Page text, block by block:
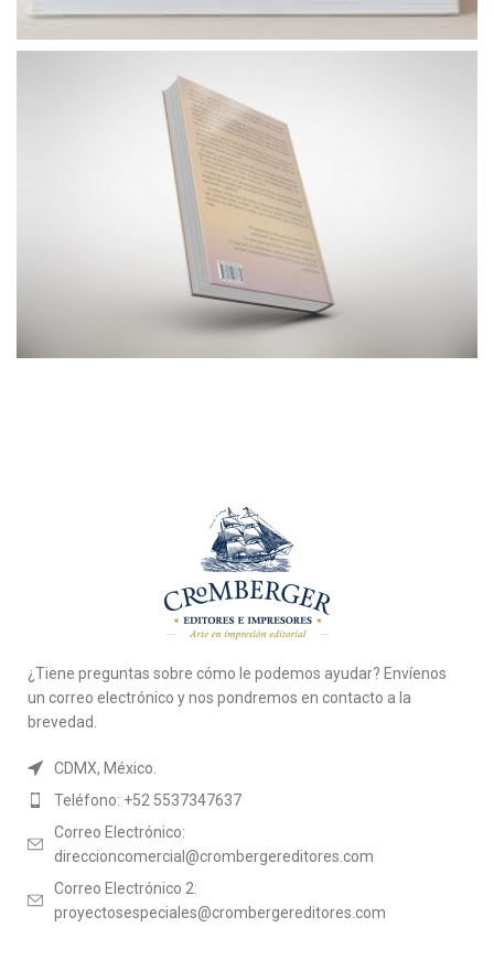
¿Tiene preguntas sobre cómo le podemos ayudar? Envíenos
un correo electrónico y nos pondremos en contacto a la
brevedad.
CDMX, México.
Teléfono: +52 5537347637
Correo Electrónico:
direccioncomercial@crombergereditores.com
Correo Electrónico 2:
proyectosespeciales@crombergereditores.com